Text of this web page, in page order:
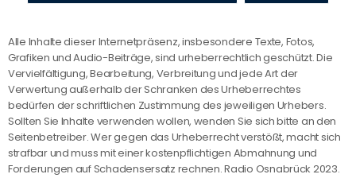
Alle Inhalte dieser Internetpräsenz, insbesondere Texte, Fotos,
Grafiken und Audio-Beiträge, sind urheberrechtlich geschützt. Die
Vervielfältigung, Bearbeitung, Verbreitung und jede Art der
Verwertung außerhalb der Schranken des Urheberrechtes
bedürfen der schriftlichen Zustimmung des jeweiligen Urhebers.
Sollten Sie Inhalte verwenden wollen, wenden Sie sich bitte an den
Seitenbetreiber. Wer gegen das Urheberrecht verstößt, macht sich
strafbar und muss mit einer kostenpflichtigen Abmahnung und
Forderungen auf Schadensersatz rechnen. Radio Osnabrück 2023.